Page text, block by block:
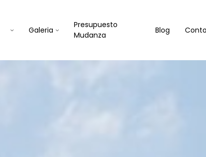
Galeria
Presupuesto
Mudanza
Blog